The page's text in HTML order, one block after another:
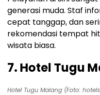
generasi muda. Staf
cepat tanggap, dan
rekomendasi tempat
wisata biasa.
7. Hotel Tugu
Hotel Tugu Malang (Foto: